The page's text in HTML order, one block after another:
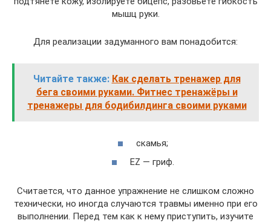
мышц руки.
Для реализации задуманного вам понадобится:
Читайте также: Как сделать тренажер для
бега своими руками. Фитнес тренажёры и
тренажеры для бодибилдинга своими руками
скамья;
EZ — гриф.
Считается, что данное упражнение не слишком сложно
технически, но иногда случаются травмы именно при его
выполнении. Перед тем как к нему приступить, изучите